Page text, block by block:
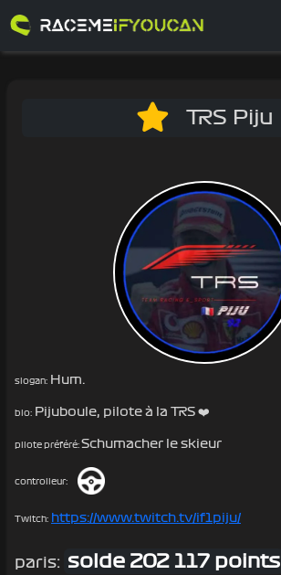
TRS Piju
slogan: Hum.
bio: Pijuboule, pilote à la TRS ❤️
pilote préféré: Schumacher le skieur
controlleur:
Twitch: https://www.twitch.tv/if1piju/
paris: solde 202 117 points